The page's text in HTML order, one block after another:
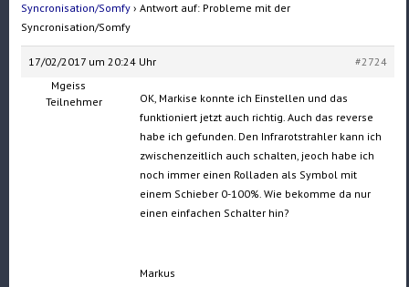
Syncronisation/Somfy › Antwort auf: Probleme mit der
Syncronisation/Somfy
17/02/2017 um 20:24 Uhr
#2724
Mgeiss
Teilnehmer
OK, Markise konnte ich Einstellen und das
funktioniert jetzt auch richtig. Auch das reverse
habe ich gefunden. Den Infrarotstrahler kann ich
zwischenzeitlich auch schalten, jeoch habe ich
noch immer einen Rolladen als Symbol mit
einem Schieber 0-100%. Wie bekomme da nur
einen einfachen Schalter hin?
Markus